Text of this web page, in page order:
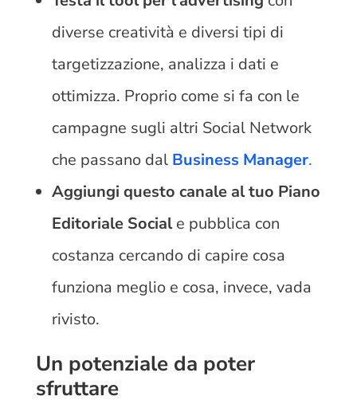
diverse creatività e diversi tipi di
targetizzazione, analizza i dati e
ottimizza. Proprio come si fa con le
campagne sugli altri Social Network
che passano dal Business Manager.
Aggiungi questo canale al tuo Piano
Editoriale Sociale pubblica con
costanza cercando di capire cosa
funziona meglio e cosa, invece, vada
rivisto.
Un potenziale da poter
sfruttare